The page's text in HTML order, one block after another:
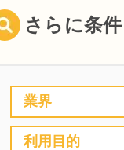
さらに条
業界
利用目的